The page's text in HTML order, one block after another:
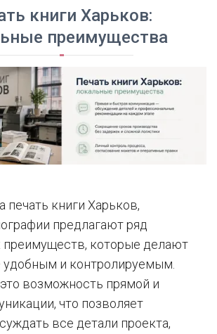
книги Харьков:
преимущества
печать книги Харьков,
предлагают ряд
которые делают
удобным и контролируемым.
возможность прямой и
что позволяет
все детали проекта,